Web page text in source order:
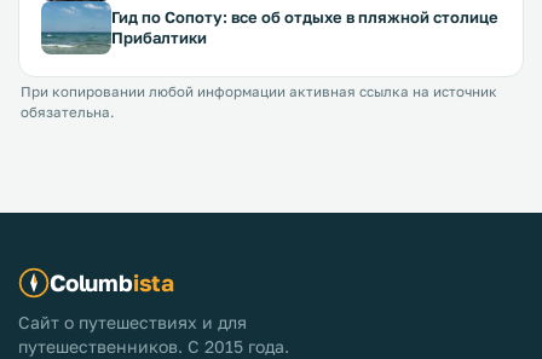
Гид по Сопоту: все об отдыхе в пляжной столице
Прибалтики
При копировании любой информации активная ссылка на источник
обязательна.
Columbista
Сайт о путешествиях и для
путешественников. С 2015 года.